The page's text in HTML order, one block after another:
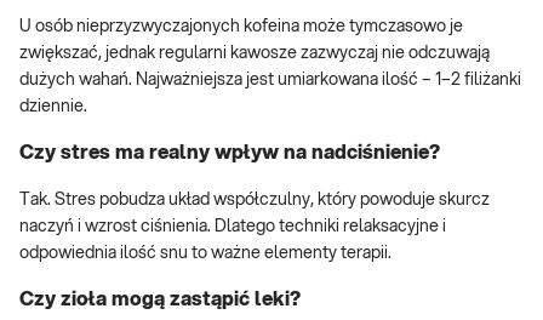
U osób nieprzyzwyczajonych kofeina może tymczasowo je
zwiększać, jednak regularni kawosze zazwyczaj nie odczuwają
dużych wahań. Najważniejsza jest umiarkowana ilość – 1–2 filiżanki
dziennie.
Czy stres ma realny wpływ na nadciśnienie?
Tak. Stres pobudza układ współczulny, który powoduje skurcz
naczyń i wzrost ciśnienia. Dlatego techniki relaksacyjne i
odpowiednia ilość snu to ważne elementy terapii.
Czy zioła mogą zastąpić leki?